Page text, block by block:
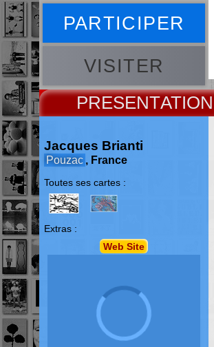
PARTICIPER
VISITER
PRESENT
Jacques Brianti
Pouzac , France
Toutes ses cartes :
Extras :
Web Site